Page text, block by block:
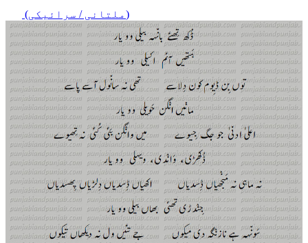
(ملتانی / سرائیکی)